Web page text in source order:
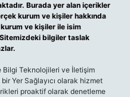
Burada yer alan içerikler
kurum ve kişiler hakkında
kurum ve kişiler ile isim
bilgiler taslak
Bilgi Teknolojileri ve İletişim
Yer Sağlayıcı olarak hizmet
proaktif olarak denetleme